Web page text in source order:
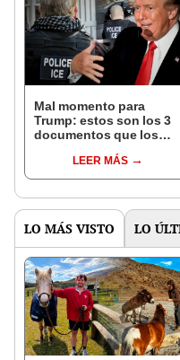
Mal momento para
Trump: estos son los 3
documentos que los
presentar al ICE para
evitar la deportación en
LEER MÁS
LO MÁS VISTO LO